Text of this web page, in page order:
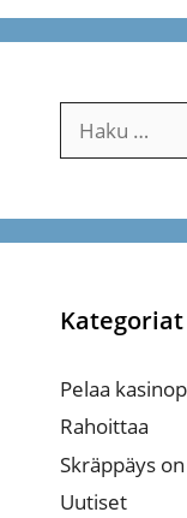
Haku:
Kategoriat
Pelaa
Rahoittaa
Skräppäys
Uutiset